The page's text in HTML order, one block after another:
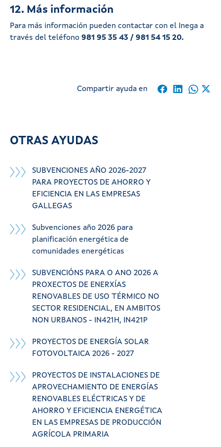
OTRAS AYUDAS
SUBVENCIONES AÑO 2026-2027
PARA PROYECTOS DE AHORRO Y
EFICIENCIA EN LAS EMPRESAS
GALLEGAS
Subvenciones año 2026 para
planificación energética de
comunidades energéticas
SUBVENCIÓNS PARA O ANO 2026 A
PROXECTOS DE ENERXÍAS
RENOVABLES DE USO TÉRMICO NO
SECTOR RESIDENCIAL, EN AMBITOS
NON URBANOS - IN421H, IN421P
PROYECTOS DE ENERGÍA SOLAR
FOTOVOLTAICA 2026 - 2027
PROYECTOS DE INSTALACIONES DE
APROVECHAMIENTO DE ENERGÍAS
RENOVABLES ELÉCTRICAS Y DE
AHORRO Y EFICIENCIA ENERGÉTICA
EN LAS EMPRESAS DE PRODUCCIÓN
AGRÍCOLA PRIMARIA
12. Más información
Para más información pueden contactar con el Inega a
través del teléfono 981 95 35 43 / 981 54 15 20.
Compartir ayuda en